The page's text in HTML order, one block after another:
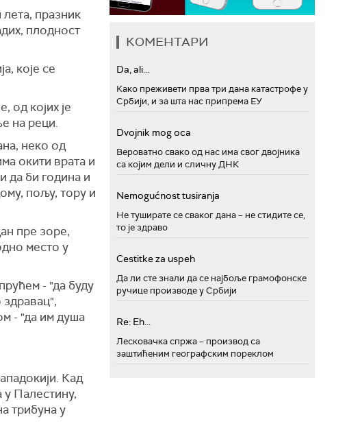
празник
плодност
које се
од којих је
на реци.
неко од
окити врата и
да би година и
пољу, тору и
пре зоре,
место у
- "да буду
здравац",
- "да им душа
Кад
у Палестину,
трибуна у
КОМЕНТАРИ
Da, ali...
Како преживети прва три дана катастрофе у
Србији, и за шта нас припрема ЕУ
Dvojnik mog oca
Вероватно свако од нас има свог двојника
са којим дели и сличну ДНК
Nemogućnost tusiranja
Не туширате се сваког дана – не стидите се,
то је здраво
Cestitke za uspeh
Да ли сте знали да се најбоље грамофонске
ручице производе у Србији
Re: Eh...
Лесковачка спржа – производ са
заштићеним географским пореклом